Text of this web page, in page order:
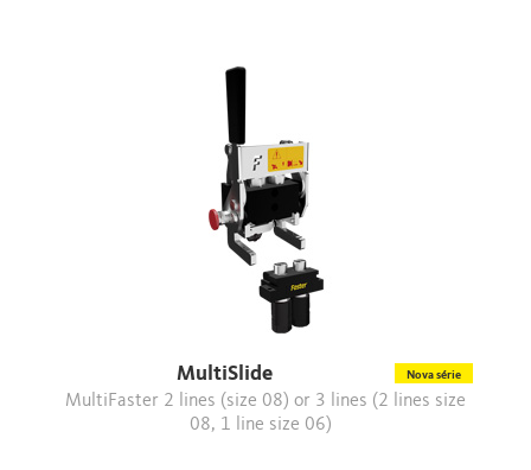
MultiSlide Nova série
MultiFaster 2 lines (size 08) or 3 lines (2 lines size
08, 1 line size 06)